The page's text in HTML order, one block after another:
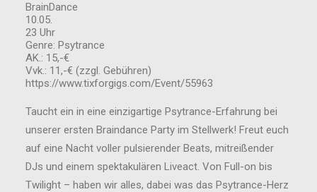
BrainDance
10.05.
23 Uhr
Genre: Psytrance
AK.: 15,-€
Vvk.: 11,-€ (zzgl. Gebühren)
https://www.tixforgigs.com/Event/55963
Taucht ein in eine einzigartige Psytrance-Erfahrung bei
unserer ersten Braindance Party im Stellwerk! Freut euch
auf eine Nacht voller pulsierender Beats, mitreißender
DJs und einem spektakulären Liveact. Von Full-on bis
Twilight – haben wir alles, dabei was das Psytrance-Herz